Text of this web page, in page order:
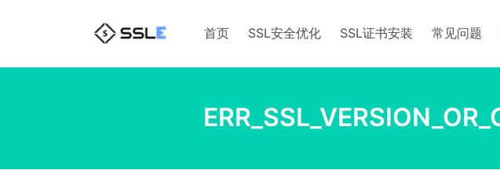
首页 SSL安全优化 SSL证书安装 常见问题